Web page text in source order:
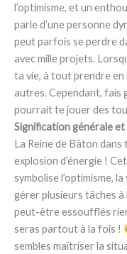
l’optimisme, et un
parle d’une personne
peut parfois se perdre
avec mille projets.
ta vie, à tout prendre en
autres. Cependant, fais
pourrait te jouer des
Signification générale
La Reine de Bâton
explosion d’énergie !
symbolise l’optimisme,
gérer plusieurs tâches
peut-être essoufflés
seras partout à la fois !
sembles maîtriser la